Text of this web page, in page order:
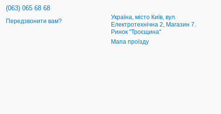
(063) 065 68 68
Передзвонити вам?
Україна, місто Київ, вул.
Електротехнічна 2, Магазин 7.
Ринок "Троєщина"
Мапа проїзду